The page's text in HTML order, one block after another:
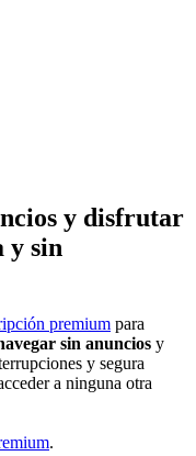
y disfrutar
y sin
premium para
sin anuncios y
y segura
a ninguna otra
.